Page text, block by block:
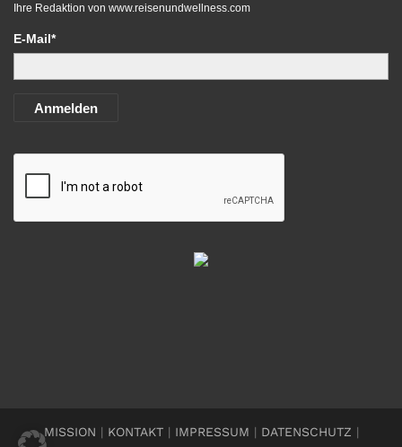
Ihre Redaktion von www.reisenundwellness.com
E-Mail*
Anmelden
MISSION | KONTAKT| IMPRESSUM | DATENSCHUTZ |